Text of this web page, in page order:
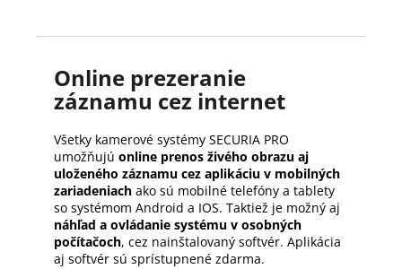
Online prezeranie
záznamu cez internet
Všetky kamerové systémy SECURIA PRO
umožňujú online prenos živého obrazu aj
uloženého záznamu cez aplikáciu v mobilných
zariadeniach ako sú mobilné telefóny a tablety
so systémom Android a IOS. Taktiež je možný aj
náhľad a ovládanie systému v osobných
počítačoch, cez nainštalovaný softvér. Aplikácia
aj softvér sú sprístupnené zdarma.